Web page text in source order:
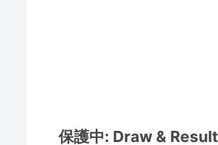
保護中: Draw & Result